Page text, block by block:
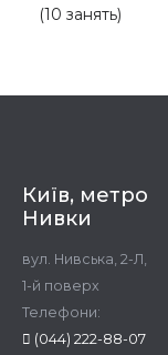
(10 занять)
Київ, метро
Нивки
вул. Нивська, 2-Л,
1-й поверх
Телефони:
(044) 222-88-07